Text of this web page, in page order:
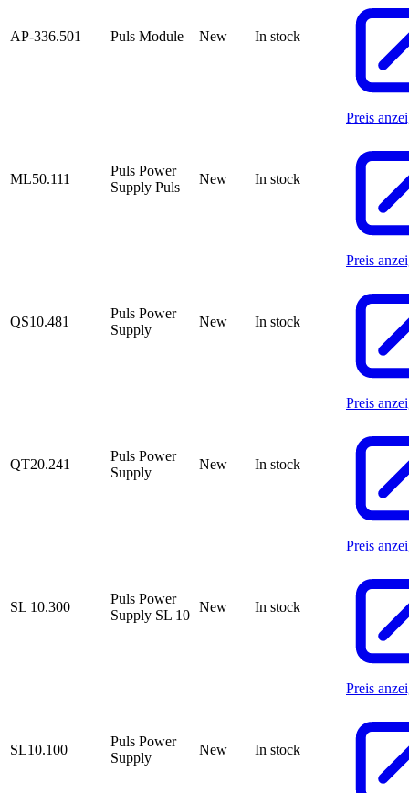
AP-336.501 Puls Module New In stock
ML50.111
Puls Power
Supply Puls
New In stock
Preis
QS10.481
Puls Power
Supply
New In stock
Preis
QT20.241
Puls Power
Supply
New In stock
Preis
SL 10.300
Puls Power
Supply SL 10
New In stock
Preis
SL10.100
Puls Power
Supply
New In stock
Preis